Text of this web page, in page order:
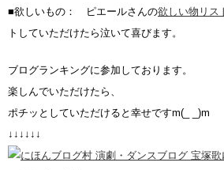
■欲しいもの： ピエールさんの欲しい物リス
トしていただけたら泣いて喜びます。
ブログランキングに参加しております。
楽しんでいただけたら、
ポチッとしていただけると幸せですm(_ _)m
↓↓↓↓↓↓